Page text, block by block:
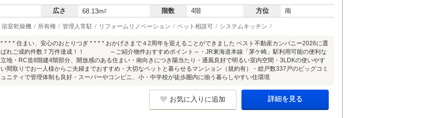
広さ 68.13m2 階数 4階 方位 南
浴室乾燥機 所有権 管理人常駐 リフォームリノベーション ペット相談可 システムキッチン
* * * * 住まい、安心のおとりつぎ * * * * おかげさまで４2周年を迎えることができました ベスト不動産カンパニー2026に選
ばれご成約件数７万件達成！！ ～ご紹介物件おすすめポイント～・JR東海道本線「茅ケ崎」駅利用可能の便利な
立地・RC造8階建4階部分、開放感のある住まい・南向きにつき陽当たり・通風良好で明るい室内空間・3LDKの使いやす
い間取りでお一人様からご夫婦までおすすめ・大切なペットと暮らせるマンション（規約有）・総戸数337戸のビッグコミ
ュニティで管理体制も良好・スーパーやコンビニ、小・中学校が徒歩圏内に揃う暮らしやすい住環境
お気に入りに追加 詳細を見る